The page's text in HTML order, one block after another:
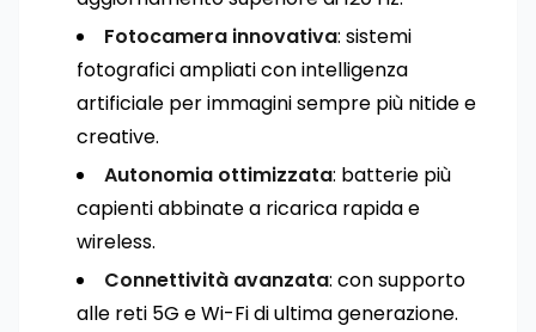
Fotocamera innovativa: sistemi
fotografici ampliati con intelligenza
artificiale per immagini sempre più nitide e
creative.
Autonomia ottimizzata: batterie più
capienti abbinate a ricarica rapida e
wireless.
Connettività avanzata: con supporto
alle reti 5G e Wi-Fi di ultima generazione.